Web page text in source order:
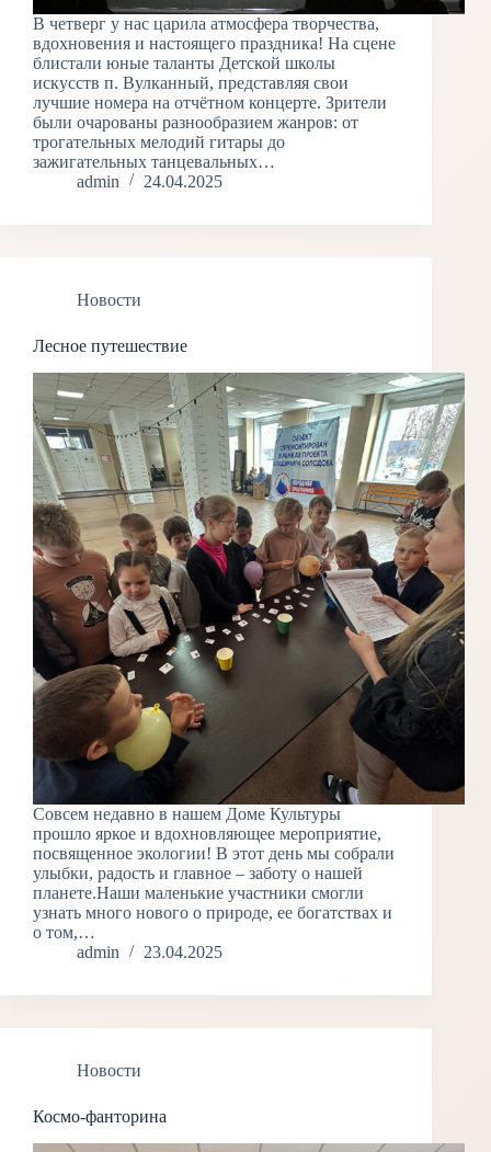
В четверг у нас царила атмосфера творчества,
вдохновения и настоящего праздника! На сцене
блистали юные таланты Детской школы
искусств п. Вулканный, представляя свои
лучшие номера на отчётном концерте. Зрители
были очарованы разнообразием жанров: от
трогательных мелодий гитары до
зажигательных танцевальных…
admin
24.04.2025
Новости
Лесное путешествие
Совсем недавно в нашем Доме Культуры
прошло яркое и вдохновляющее мероприятие,
посвященное экологии! В этот день мы собрали
улыбки, радость и главное – заботу о нашей
планете.Наши маленькие участники смогли
узнать много нового о природе, ее богатствах и
о том,…
admin
23.04.2025
Новости
Космо-фанторина